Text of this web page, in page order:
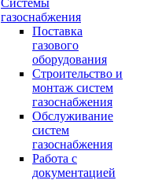
Системы
газоснабжения
Поставка
газового
оборудования
Строительство и
монтаж систем
газоснабжения
Обслуживание
систем
газоснабжения
Работа с
документацией